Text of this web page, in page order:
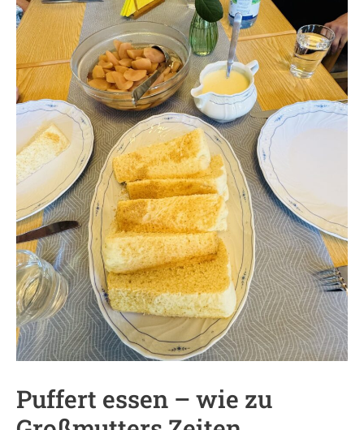
Puffert essen – wie zu
wie
zu
Großmutters
Zeiten